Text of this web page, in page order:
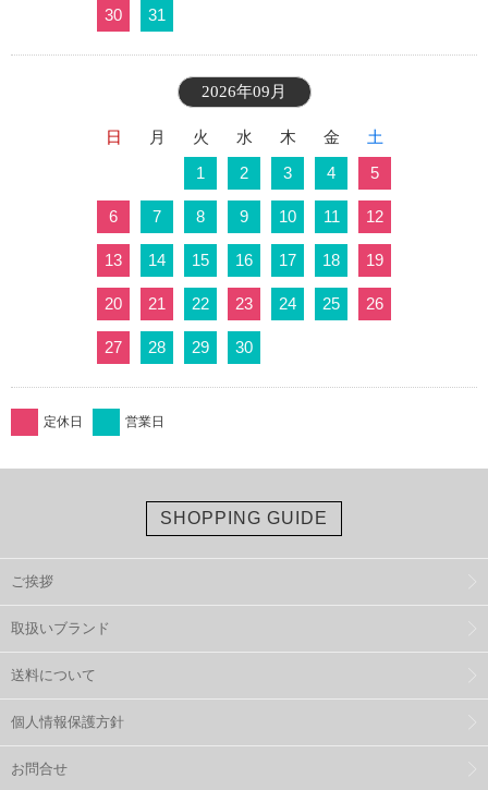
30 31
2026年09月
日 月 火 水 木 金
土
1
2 3 4 5
6 7 8 9 10 11 12
13 14 15 16 17 18 19
20 21 22 23 24 25 26
27 28 29 30
定休日 営業日
SHOPPING GUIDE
ご挨拶
取扱いブランド
送料について
個人情報保護方針
お問合せ